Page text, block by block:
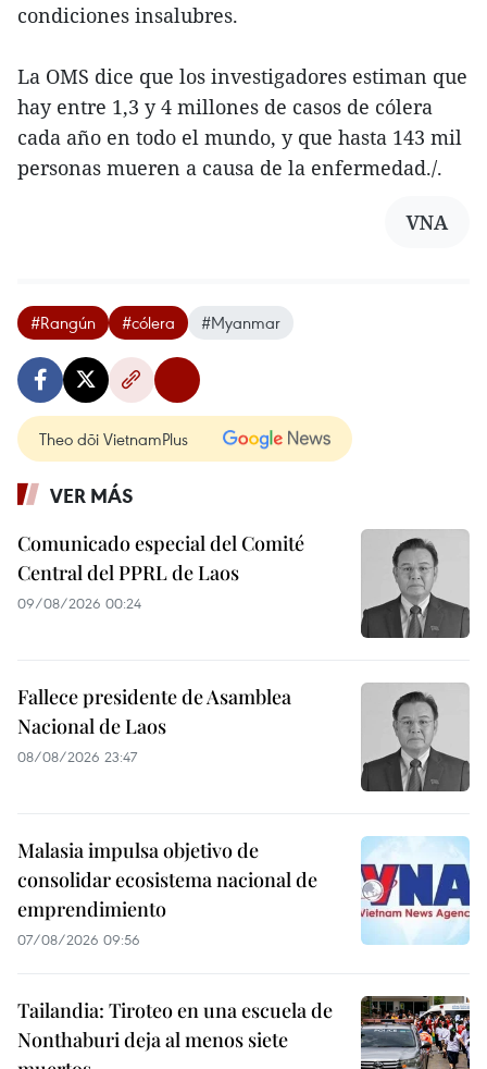
condiciones insalubres.
La OMS dice que los investigadores estiman que
hay entre 1,3 y 4 millones de casos de cólera
cada año en todo el mundo, y que hasta 143 mil
personas mueren a causa de la enfermedad./.
VNA
#Rangún #cólera #Myanmar
Theo dõi VietnamPlus
VER MÁS
Comunicado especial del Comité
Central del PPRL de Laos
09/08/2026 00:24
Fallece presidente de Asamblea
Nacional de Laos
08/08/2026 23:47
Malasia impulsa objetivo de
consolidar ecosistema nacional de
emprendimiento
07/08/2026 09:56
Tailandia: Tiroteo en una escuela de
Nonthaburi deja al menos siete